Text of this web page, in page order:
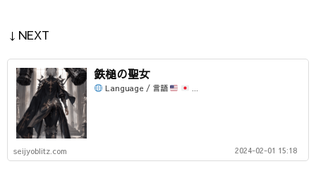
↓NEXT
鉄槌の聖女
Language / 言語 ...
seijyoblitz.com 2024-02-01 15:18